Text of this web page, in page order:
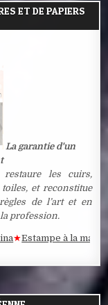
ET DE PAPIERS
La garantie d'un
les cuirs,
et reconstitue
de l’art et en
profession.
Estampe à la manière